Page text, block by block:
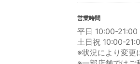
営業時間
平日 10:00-21:00
土日祝 10:00-
※状況により変更